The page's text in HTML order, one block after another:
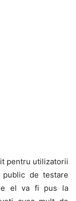
pentru utilizatorii
de testare
el va fi pus la